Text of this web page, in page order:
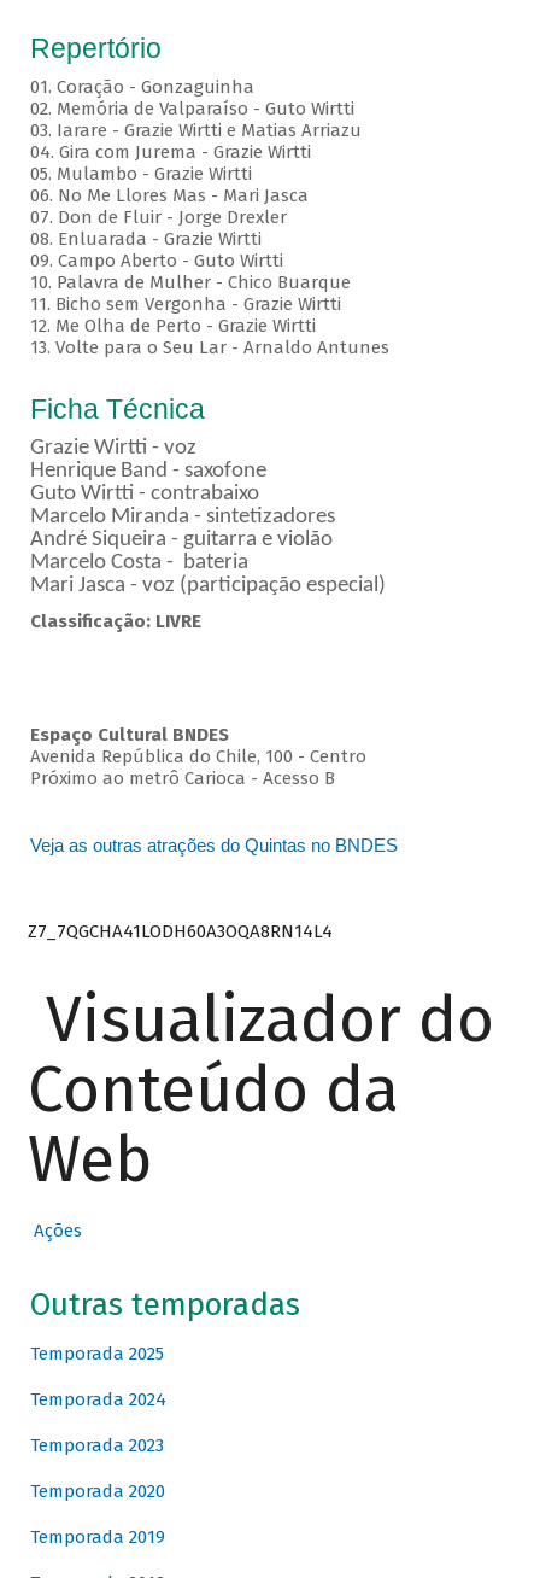
Repertório
01. Coração - Gonzaguinha
02. Memória de Valparaíso - Guto Wirtti
03. Iarare - Grazie Wirtti e Matias Arriazu
04. Gira com Jurema - Grazie Wirtti
05. Mulambo - Grazie Wirtti
06. No Me Llores Mas - Mari Jasca
07. Don de Fluir - Jorge Drexler
08. Enluarada - Grazie Wirtti
09. Campo Aberto - Guto Wirtti
10. Palavra de Mulher - Chico Buarque
11. Bicho sem Vergonha - Grazie Wirtti
12. Me Olha de Perto - Grazie Wirtti
13. Volte para o Seu Lar - Arnaldo Antunes
Ficha Técnica
Grazie Wirtti - voz
Henrique Band - saxofone
Guto Wirtti - contrabaixo
Marcelo Miranda - sintetizadores
André Siqueira - guitarra e violão
Marcelo Costa - bateria
Mari Jasca - voz (participação especial)
Classificação: LIVRE
Espaço Cultural BNDES
Avenida República do Chile, 100 - Centro
Próximo ao metrô Carioca - Acesso B
Veja as outras atrações do Quintas no BNDES
Z7_7QGCHA41LODH60A3OQA8RN14L4
Visualizador do
Conteúdo da
Web
Ações
Outras temporadas
Temporada 2025
Temporada 2024
Temporada 2023
Temporada 2020
Temporada 2019